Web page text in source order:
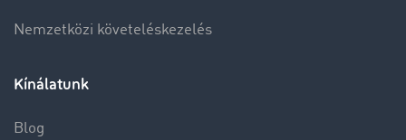
Nemzetközi követeléskezelés
Kínálatunk
Blog